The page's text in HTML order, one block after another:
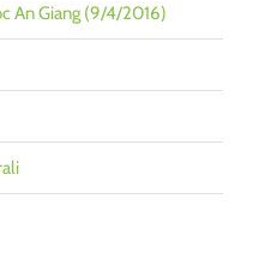
An Giang (9/4/2016)